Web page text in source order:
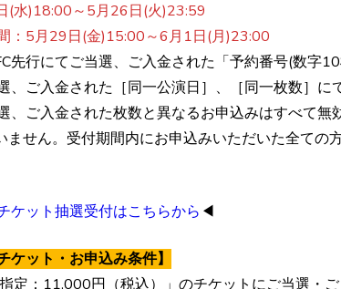
(水)18:00～5月26日(火)23:59
：5月29日(金)15:00～6月1日(月)23:00
先行にてご当選、ご入金された「予約番号(数字
、ご入金された［同一公演日］、［同一枚数］に
、ご入金された枚数と異なるお申込みはすべて無
せん。受付期間内にお申込みいただいた全ての
ケット抽選受付はこちらから ◀
ケット・お申込み条件】
定：11,000円（税込）」のチケットにご当選・